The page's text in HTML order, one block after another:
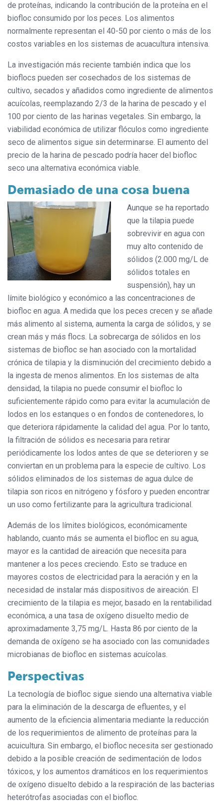
de proteínas, indicando la contribución de la proteína en el
biofloc consumido por los peces. Los alimentos
normalmente representan el 40-50 por ciento o más de los
costos variables en los sistemas de acuacultura intensiva.
La investigación más reciente también indica que los
bioflocs pueden ser cosechados de los sistemas de
cultivo, secados y añadidos como ingrediente de alimentos
acuícolas, reemplazando 2/3 de la harina de pescado y el
100 por ciento de las harinas vegetales. Sin embargo, la
viabilidad económica de utilizar flóculos como ingrediente
seco de alimentos sigue sin determinarse. El aumento del
precio de la harina de pescado podría hacer del biofloc
seco una alternativa económica viable.
Demasiado de una cosa buena
Aunque se ha reportado
que la tilapia puede
sobrevivir en agua con
muy alto contenido de
sólidos (2.000 mg/L de
sólidos totales en
suspensión), hay un
límite biológico y económico a las concentraciones de
biofloc en agua. A medida que los peces crecen y se añade
más alimento al sistema, aumenta la carga de sólidos, y se
crean más y más flocs. La sobrecarga de sólidos en los
sistemas de biofloc se han asociado con la mortalidad
crónica de tilapia y la disminución del crecimiento debido a
la ingesta de menos alimentos. En los sistemas de alta
densidad, la tilapia no puede consumir el biofloc lo
suficientemente rápido como para evitar la acumulación de
lodos en los estanques o en fondos de contenedores, lo
que deteriora rápidamente la calidad del agua. Por lo tanto,
la filtración de sólidos es necesaria para retirar
periódicamente los lodos antes de que se deterioren y se
conviertan en un problema para la especie de cultivo. Los
sólidos eliminados de los sistemas de agua dulce de
tilapia son ricos en nitrógeno y fósforo y pueden encontrar
un uso como fertilizante para la agricultura tradicional.
Además de los límites biológicos, económicamente
hablando, cuanto más se aumenta el biofloc en su agua,
mayor es la cantidad de aireación que necesita para
mantener a los peces creciendo. Esto se traduce en
mayores costos de electricidad para la aeración y en la
necesidad de instalar más dispositivos de aireación. El
crecimiento de la tilapia es mejor, basado en la rentabilidad
económica, a una tasa de oxígeno disuelto medio de
aproximadamente 3,75 mg/L. Hasta 86 por ciento de la
demanda de oxígeno se ha asociado con las comunidades
microbianas de biofloc en sistemas acuícolas.
Perspectivas
La tecnología de biofloc sigue siendo una alternativa viable
para la eliminación de la descarga de efluentes, y el
aumento de la eficiencia alimentaria mediante la reducción
de los requerimientos de alimento de proteínas para la
acuicultura. Sin embargo, el biofloc necesita ser gestionado
debido a la posible creación de sedimentación de lodos
tóxicos, y los aumentos dramáticos en los requerimientos
de oxígeno disuelto debido a la respiración de las bacterias
heterótrofas asociadas con el biofloc.